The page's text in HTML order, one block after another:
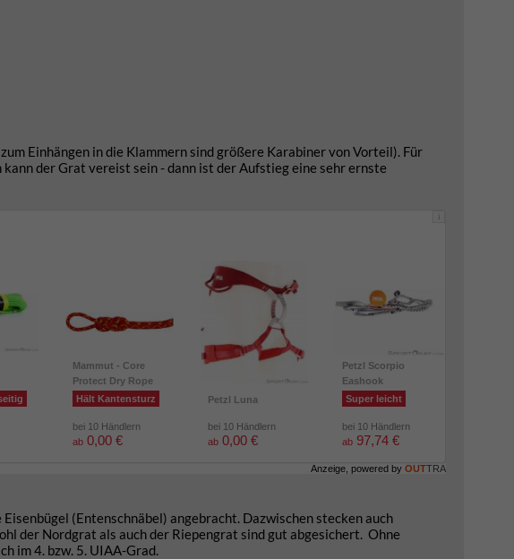
Einhängen in die Klammern sind größere Karabiner von Vorteil). Für
der Grat vereist sein - dann ist der Aufstieg eine sehr ernste
i
Mammut - Core
Protect Dry Rope
Hält Kantensturz
bei 10 Händlern
ab 0,00 €
Petzl Luna
bei 10 Händlern
ab 0,00 €
Petzl Scorpio
Eashook
Super leicht
bei 10 Händlern
ab 97,74 €
Anzeige, powered by OUTTRA
(Entenschnäbel) angebracht. Dazwischen stecken auch
der Nordgrat als auch der Riepengrat sind gut abgesichert. Ohne
im 4. bzw. 5. UIAA-Grad.